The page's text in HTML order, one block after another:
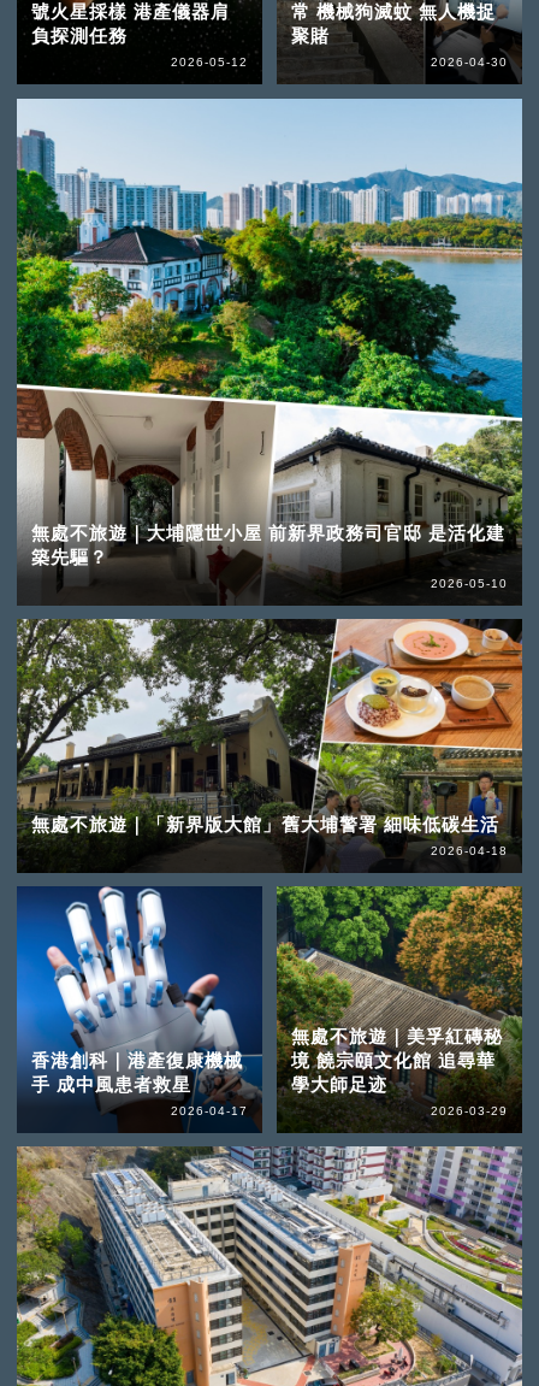
號火星採樣 港產儀器肩
負探測任務
2026-05-12
無處不旅遊｜大埔隱世小屋 前新界政務司官邸 是活化建
築先驅？
2026-05-10
常 機械狗滅蚊 無人機捉
聚賭
2026-04-30
無處不旅遊｜「新界版大館」舊大埔警署 細味低碳生活
2026-04-18
香港創科｜港產復康機械
手 成中風患者救星
2026-04-17
無處不旅遊｜美孚紅磚秘
境 饒宗頤文化館 追尋華
學大師足迹
2026-03-29